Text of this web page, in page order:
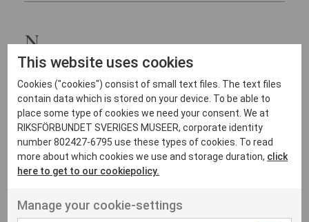
N
Nobel Prize Museum
(associerad)
Show on
map
Nordic Centre of Heritage
(associerad)
This website uses cookies
Cookies ("cookies") consist of small text files. The text files
contain data which is stored on your device. To be able to
place some type of cookies we need your consent. We at
RIKSFÖRBUNDET SVERIGES MUSEER, corporate identity
number 802427-6795 use these types of cookies. To read
more about which cookies we use and storage duration, click
here to get to our cookiepolicy.
Manage your cookie-settings